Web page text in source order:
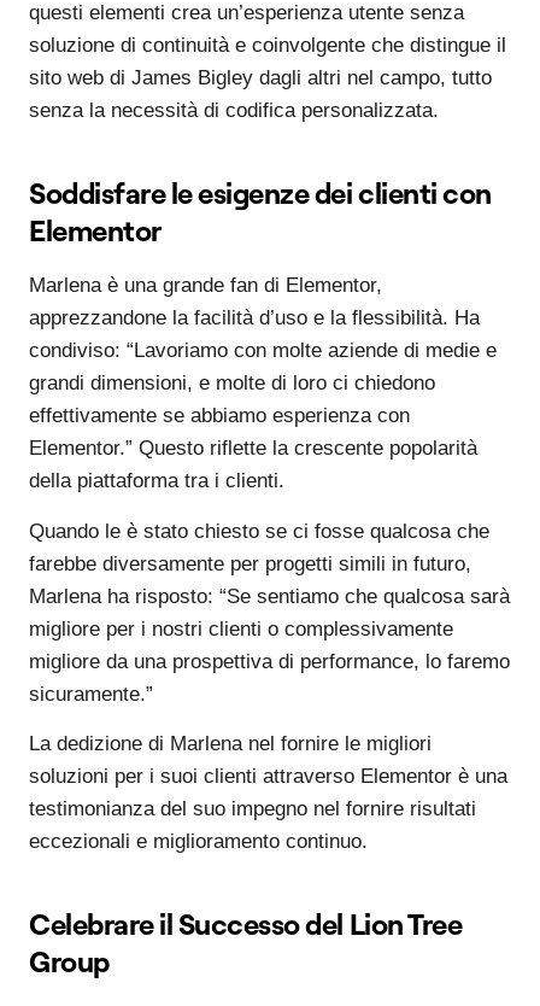
questi elementi crea un’esperienza utente senza
soluzione di continuità e coinvolgente che distingue il
sito web di James Bigley dagli altri nel campo, tutto
senza la necessità di codifica personalizzata.
Soddisfare le esigenze dei clienti con
Elementor
Marlena è una grande fan di Elementor,
apprezzandone la facilità d’uso e la flessibilità. Ha
condiviso: “Lavoriamo con molte aziende di medie e
grandi dimensioni, e molte di loro ci chiedono
effettivamente se abbiamo esperienza con
Elementor.” Questo riflette la crescente popolarità
della piattaforma tra i clienti.
Quando le è stato chiesto se ci fosse qualcosa che
farebbe diversamente per progetti simili in futuro,
Marlena ha risposto: “Se sentiamo che qualcosa sarà
migliore per i nostri clienti o complessivamente
migliore da una prospettiva di performance, lo faremo
sicuramente.”
La dedizione di Marlena nel fornire le migliori
soluzioni per i suoi clienti attraverso Elementor è una
testimonianza del suo impegno nel fornire risultati
eccezionali e miglioramento continuo.
Celebrare il Successo del Lion Tree
Group